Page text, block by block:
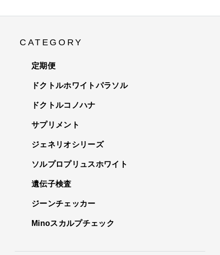
CATEGORY
定期便
ドクトルホワイトパラソル
ドクトルコノハナ
サプリメント
ジェネリオシリーズ
ソルプロプリュスホワイト
遺伝子検査
ジーンチェッカー
Minoスカルプチェック